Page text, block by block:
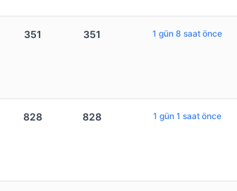
351 351 1 gün 8 saat önce
828 828 1 gün 1 saat önce